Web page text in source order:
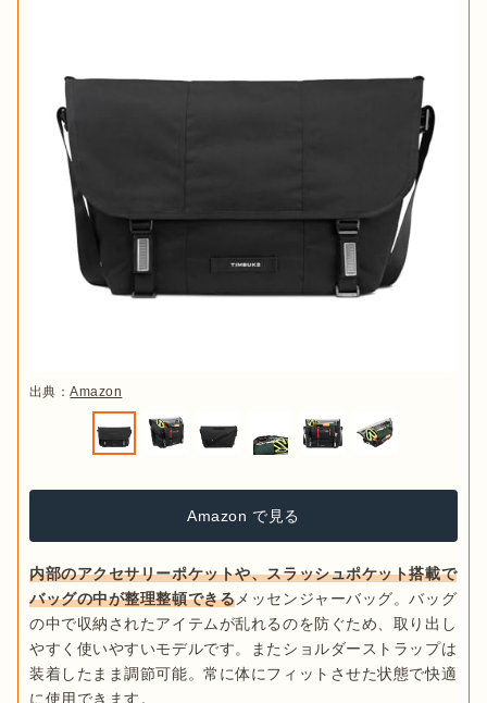
出典：Amazon
Amazon で見る
内部のアクセサリーポケットや、スラッシュポケット搭載で
バッグの中が整理整頓できる メッセンジャーバッグ。バッグ
の中で収納されたアイテムが乱れるのを防ぐため、取り出し
やすく使いやすいモデルです。またショルダーストラップは
装着したまま調節可能。常に体にフィットさせた状態で快適